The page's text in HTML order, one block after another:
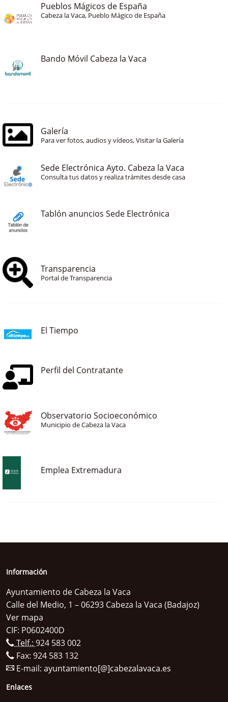
Pueblos Mágicos de España
Cabeza la Vaca, Pueblo Mágico de España
Bando Móvil Cabeza la Vaca
Galería
Para ver fotos, audios y vídeos, Visitar la Galería
Sede Electrónica Ayto. Cabeza la Vaca
Consulta tus datos y realiza trámites desde casa
Tablón anuncios Sede Electrónica
Transparencia
Portal de Transparencia
El Tiempo
Perfil del Contratante
Observatorio Socioeconómico
Municipio de Cabeza la Vaca
Emplea Extremadura
Información
Ayuntamiento de Cabeza la Vaca
Calle del Medio, 1 – 06293 Cabeza la Vaca (Badajoz)
Ver mapa
CIF: P0602400D
Telf.: 924 583 002
Fax: 924 583 132
E-mail: ayuntamiento[@]cabezalavaca.es
Enlaces